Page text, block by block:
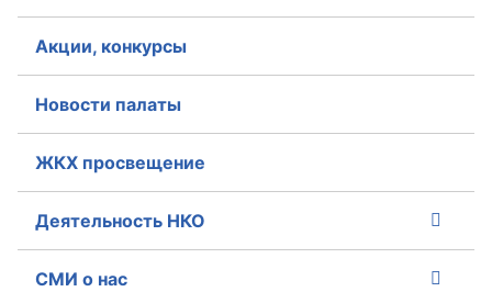
Члены ОП КО
Документы ОП КО
Регламент ОП КО
Кодекс этики ОП КО
Положения
Акции, конкурсы
Новости палаты
ЖКХ просвещение
Деятельность НКО
СМИ о нас